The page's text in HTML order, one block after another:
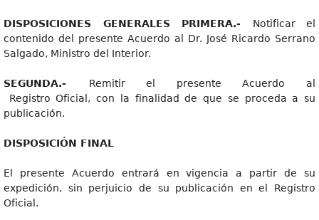
DISPOSICIONES GENERALES PRIMERA.- Notificar el
contenido del presente Acuerdo al Dr. José Ricardo Serrano
Salgado, Ministro del Interior.
SEGUNDA.- Remitir el presente Acuerdo al
Registro Oficial, con la finalidad de que se proceda a su
publicación.
DISPOSICIÓN FINAL
El presente Acuerdo entrará en vigencia a partir de su
expedición, sin perjuicio de su publicación en el Registro
Oficial.